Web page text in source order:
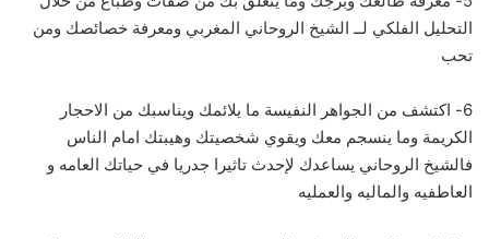
التحليل الفلكي لــ الشيخ الروحاني المغربي ومعرفة خصائصك ومن
تحب
6- اكتشف من الجواهر النفيسة ما يلائمك ويناسبك من الاحجار
الكريمة وما ينسجم معك ويقوي شخصيتك وهيبتك امام الناس
فالشيخ الروحاني يساعدك لإحدث تاثيرا جدريا في حياتك العامه و
العاطفيه والماليه والعمليه